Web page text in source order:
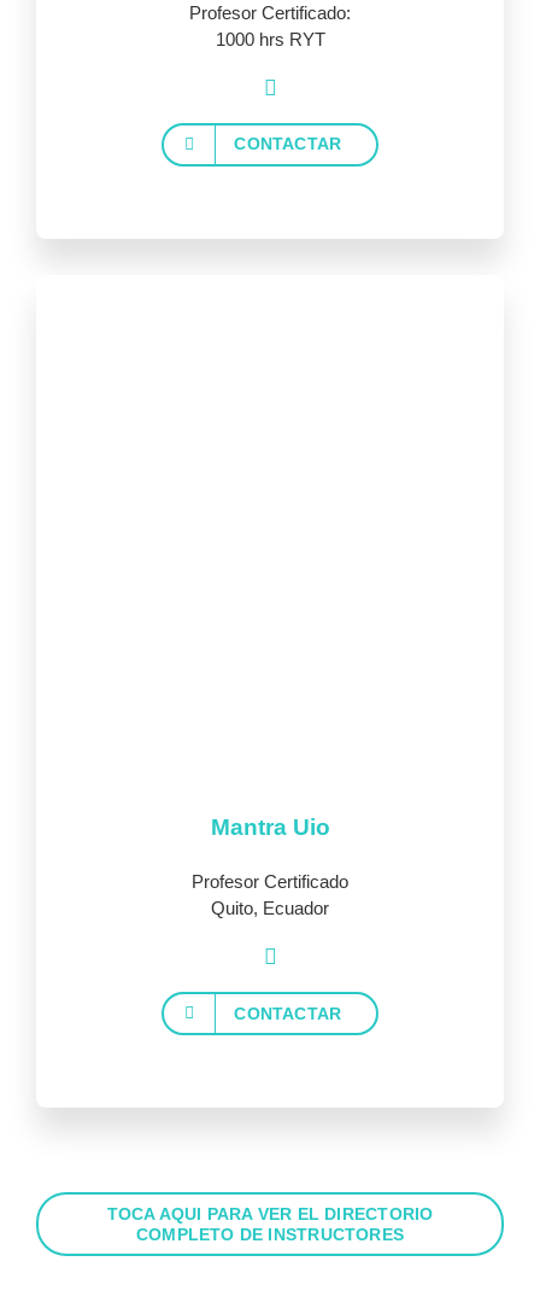
Profesor Certificado:
1000 hrs RYT
CONTACTAR
Mantra Uio
Profesor Certificado
Quito, Ecuador
CONTACTAR
TOCA AQUI PARA VER EL DIRECTORIO
COMPLETO DE INSTRUCTORES